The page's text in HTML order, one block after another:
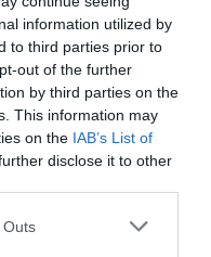
information utilized by
to third parties prior to
out of the further
by third parties on the
This information may
on the IAB’s List of
disclose it to other
Outs